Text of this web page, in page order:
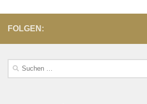
FOLGEN: